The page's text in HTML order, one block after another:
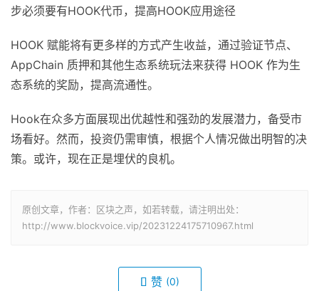
步必须要有HOOK代币，提高HOOK应用途径
HOOK 赋能将有更多样的方式产生收益，通过验证节点、
AppChain 质押和其他生态系统玩法来获得 HOOK 作为生
态系统的奖励，提高流通性。
Hook在众多方面展现出优越性和强劲的发展潜力，备受市
场看好。然而，投资仍需审慎，根据个人情况做出明智的决
策。或许，现在正是埋伏的良机。
原创文章，作者：区块之声，如若转载，请注明出处：
http://www.blockvoice.vip/20231224175710967.html
赞 (0)